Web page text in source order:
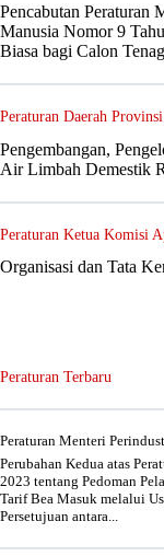
Pencabutan Peraturan
Manusia Nomor 9
Biasa bagi Calon
Peraturan Daerah
Pengembangan,
Air Limbah Demestik
Peraturan Ketua Komisi
Organisasi dan Tata
Peraturan Terbaru
Peraturan Menteri
Perubahan Kedua atas
2023 tentang Pedoman
Tarif Bea Masuk melalui
Persetujuan antara...